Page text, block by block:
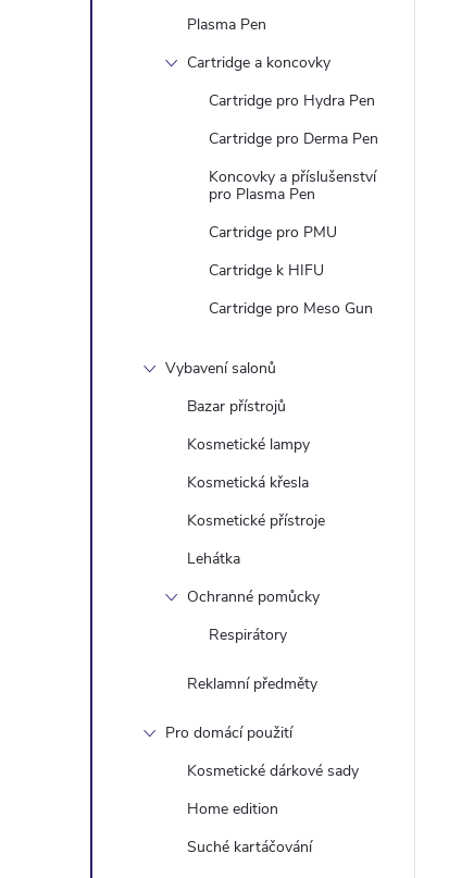
Plasma Pen
Cartridge a koncovky
Cartridge pro Hydra Pen
Cartridge pro Derma Pen
Koncovky a příslušenství
pro Plasma Pen
Cartridge pro PMU
Cartridge k HIFU
Cartridge pro Meso Gun
Vybavení salonů
Bazar přístrojů
Kosmetické lampy
Kosmetická křesla
Kosmetické přístroje
Lehátka
Ochranné pomůcky
Respirátory
Reklamní předměty
Pro domácí použití
Kosmetické dárkové sady
Home edition
Suché kartáčování